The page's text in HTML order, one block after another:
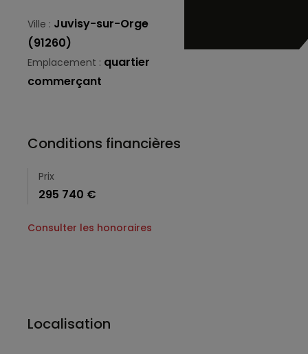
Ville : Juvisy-sur-Orge
(91260)
Emplacement : quartier
commerçant
Conditions financières
Prix
295 740 €
Consulter les honoraires
Localisation